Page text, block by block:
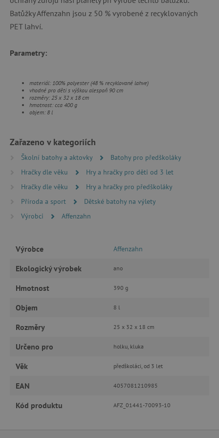
Batůžky Affenzahn jsou z 50 % vyrobené z recyklovaných
PET lahví.
Parametry:
materiál: 100% polyester (48 % recyklované lahve)
vhodné pro děti s výškou alespoň 90 cm
rozměry: 25 x 32 x 18 cm
hmotnost: cca 400 g
objem: 8 l
Zařazeno v kategoriích
Školní batohy a aktovky
Batohy pro předškoláky
Hračky dle věku
Hry a hračky pro děti od 3 let
Hračky dle věku
Hry a hračky pro předškoláky
Příroda a sport
Dětské batohy na výlety
Výrobci
Affenzahn
Výrobce Affenzahn
Ekologický výrobek ano
Hmotnost 390 g
Objem 8 l
Rozměry 25 x 32 x 18 cm
Určeno pro holku, kluka
Věk předškoláci, od 3 let
EAN 4057081210985
Kód produktu AFZ_01441-70093-10
Nezbytně nutné soubory cookie umožňují
základní funkce webových stránek, jako je
_lb_ccc .agatinsvet.cz
www.agatinsvet.cz
Google Privacy Policy